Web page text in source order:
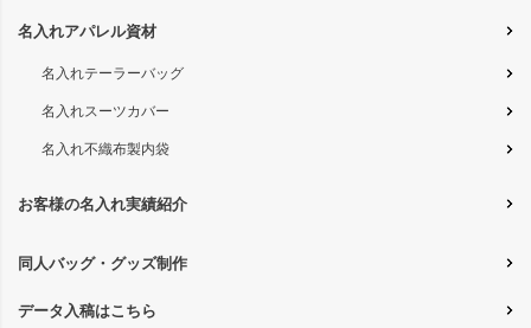
名入れアパレル資材
名入れテーラーバッグ
名入れスーツカバー
名入れ不織布製内袋
お客様の名入れ実績紹介
同人バッグ・グッズ制作
データ入稿はこちら